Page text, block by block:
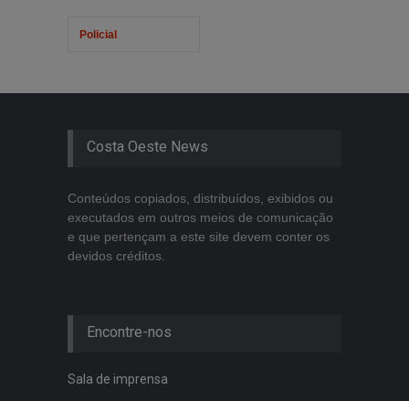
Policial
Costa Oeste News
Conteúdos copiados, distribuídos, exibidos ou
executados em outros meios de comunicação
e que pertençam a este site devem conter os
devidos créditos.
Encontre-nos
Sala de imprensa